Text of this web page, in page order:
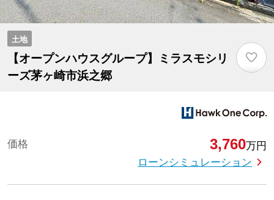
土地
【オープンハウスグループ】ミラスモシリ
ーズ茅ヶ崎市浜之郷
♡
価格 3,760万円
ローンシミュレーション